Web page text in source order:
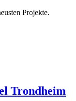
Projekte.
Trondheim